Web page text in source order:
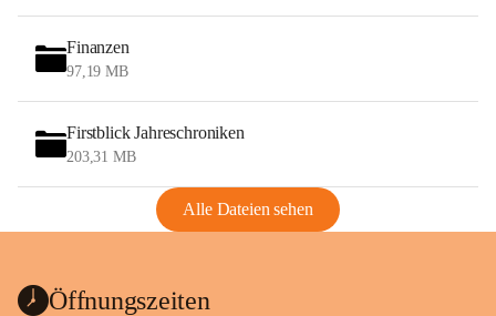
Finanzen
97,19 MB
Firstblick Jahreschroniken
203,31 MB
Alle Dateien sehen
Öffnungszeiten